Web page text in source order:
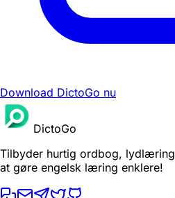
Download DictoGo nu
DictoGo
Tilbyder hurtig ordbog,
at gøre engelsk læring enklere!